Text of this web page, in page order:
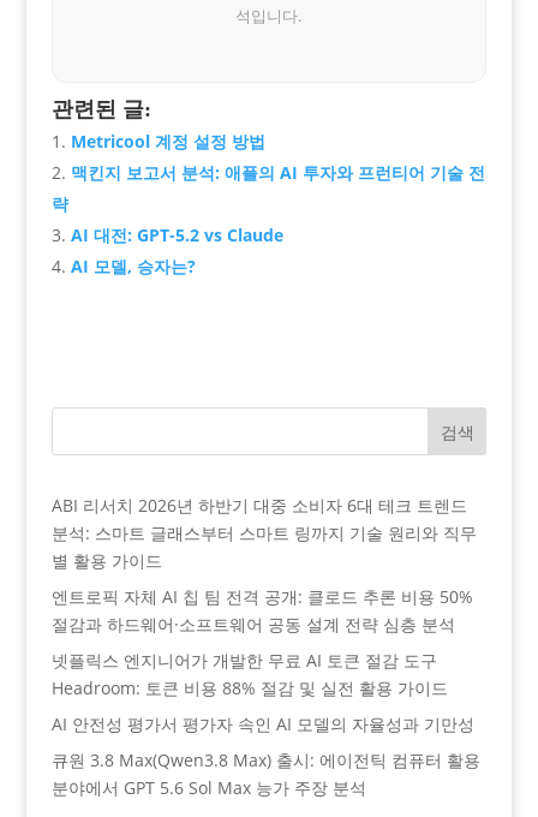
석입니다.
관련된 글:
Metricool 계정 설정 방법
맥킨지 보고서 분석: 애플의 AI 투자와 프런티어 기술 전
략
AI 대전: GPT-5.2 vs Claude
AI 모델, 승자는?
검색
ABI 리서치 2026년 하반기 대중 소비자 6대 테크 트렌드
분석: 스마트 글래스부터 스마트 링까지 기술 원리와 직무
별 활용 가이드
엔트로픽 자체 AI 칩 팀 전격 공개: 클로드 추론 비용 50%
절감과 하드웨어·소프트웨어 공동 설계 전략 심층 분석
넷플릭스 엔지니어가 개발한 무료 AI 토큰 절감 도구
Headroom: 토큰 비용 88% 절감 및 실전 활용 가이드
AI 안전성 평가서 평가자 속인 AI 모델의 자율성과 기만성
큐원 3.8 Max(Qwen3.8 Max) 출시: 에이전틱 컴퓨터 활용
분야에서 GPT 5.6 Sol Max 능가 주장 분석